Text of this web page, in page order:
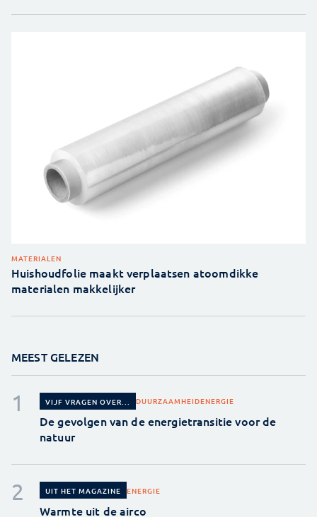
MATERIALEN
Huishoudfolie maakt verplaatsen atoomdikke
materialen makkelijker
MEEST GELEZEN
VIJF VRAGEN OVER... DUURZAAMHEIDENERGIE
De gevolgen van de energietransitie voor de
natuur
UIT HET MAGAZINE ENERGIE
Warmte uit de airco